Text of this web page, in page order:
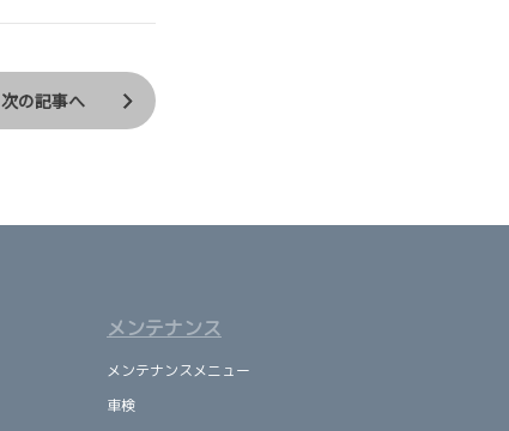
次の記事へ
メンテナンス
メンテナンスメニュー
車検